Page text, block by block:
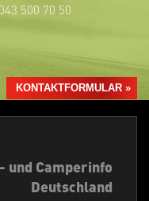
043 500 70 50
KONTAKTFORMULAR »
und Camperinfo
Deutschland